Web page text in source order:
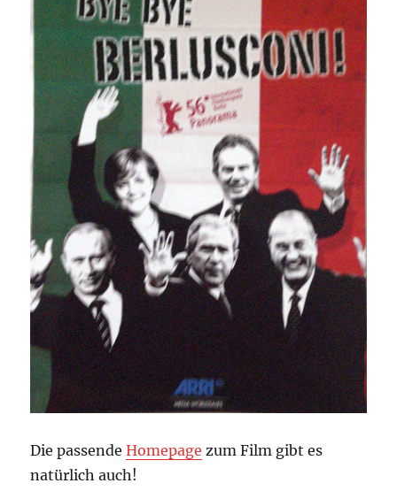
Die passendeHomepage zum Film gibt es
natürlich auch!